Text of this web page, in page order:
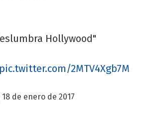
Hollywood"
pic.twitter.com/2MTV4Xgb7M
18 de enero de 2017